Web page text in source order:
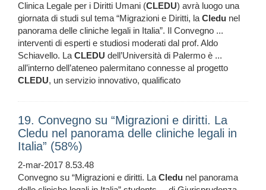
Clinica Legale per i Diritti Umani (CLEDU) avrà luogo una
giornata di studi sul tema “Migrazioni e Diritti, laCledu nel
panorama delle cliniche legali in Italia”. Il Convegno ...
interventi di esperti e studiosi moderati dal prof. Aldo
Schiavello. LaCLEDU dell’Università di Palermo è ...
all’interno dell’ateneo palermitano connesse al progetto
CLEDU, un servizio innovativo, qualificato
19. Convegno su “Migrazioni e diritti. La
Cledu nel panorama delle cliniche legali in
Italia” (58%)
2-mar-2017 8.53.48
Convegno su “Migrazioni e diritti. LaCledu nel panorama